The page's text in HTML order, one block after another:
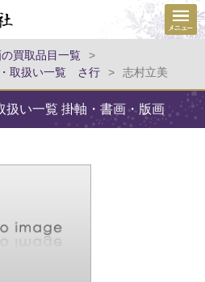
買取品目一覧
>
取扱い一覧 さ行
> 志村立美
扱い一覧 掛軸・書画・版画